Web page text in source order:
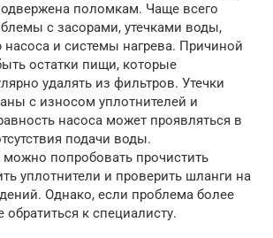
поломкам. Чаще всего
с засорами, утечками воды,
и системы нагрева. Причиной
остатки пищи, которые
удалять из фильтров. Утечки
с износом уплотнителей и
насоса может проявляться в
подачи воды.
попробовать прочистить
уплотнители и проверить шланги на
Однако, если проблема более
обратиться к специалисту.